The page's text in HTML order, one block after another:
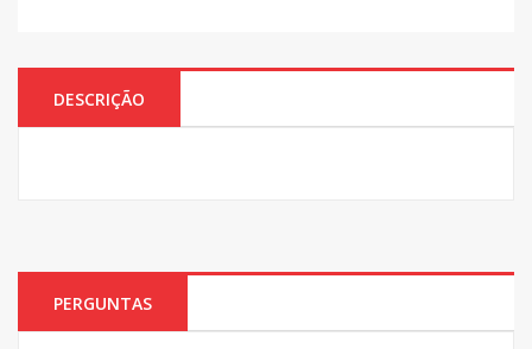
DESCRIÇÃO
PERGUNTAS